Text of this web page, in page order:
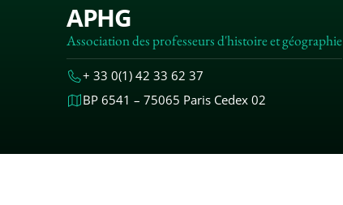
APHG
Association des professeurs d'histoire et géographie
+ 33 0(1) 42 33 62 37
BP 6541 – 75065 Paris Cedex 02